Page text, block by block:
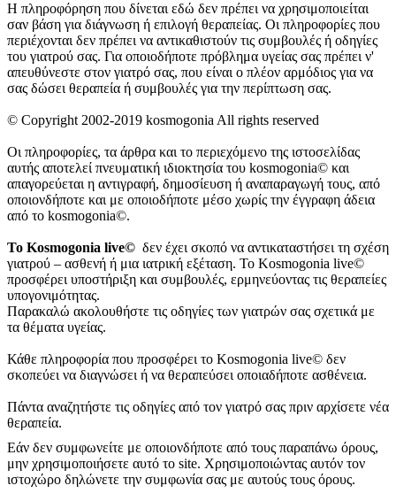
Η πληροφόρηση που δίνεται εδώ δεν πρέπει να χρησιμοποιείται
σαν βάση για διάγνωση ή επιλογή θεραπείας. Οι πληροφορίες που
περιέχονται δεν πρέπει να αντικαθιστούν τις συμβουλές ή οδηγίες
του γιατρού σας. Για οποιοδήποτε πρόβλημα υγείας σας πρέπει ν'
απευθύνεστε στον γιατρό σας, που είναι ο πλέον αρμόδιος για να
σας δώσει θεραπεία ή συμβουλές για την περίπτωση σας.
© Copyright 2002-2019 kosmogonia All rights reserved
Οι πληροφορίες, τα άρθρα και το περιεχόμενο της ιστοσελίδας
αυτής αποτελεί πνευματική ιδιοκτησία του kosmogonia© και
απαγορεύεται η αντιγραφή, δημοσίευση ή αναπαραγωγή τους, από
οποιονδήποτε και με οποιοδήποτε μέσο χωρίς την έγγραφη άδεια
από το kosmogonia©.
Το Kosmogonia live© δεν έχει σκοπό να αντικαταστήσει τη σχέση
γιατρού – ασθενή ή μια ιατρική εξέταση. Το Kosmogonia live©
προσφέρει υποστήριξη και συμβουλές, ερμηνεύοντας τις θεραπείες
υπογονιμότητας.
Παρακαλώ ακολουθήστε τις οδηγίες των γιατρών σας σχετικά με
τα θέματα υγείας.
Κάθε πληροφορία που προσφέρει το Kosmogonia live© δεν
σκοπεύει να διαγνώσει ή να θεραπεύσει οποιαδήποτε ασθένεια.
Πάντα αναζητήστε τις οδηγίες από τον γιατρό σας πριν αρχίσετε νέα
θεραπεία.
Εάν δεν συμφωνείτε με οποιονδήποτε από τους παραπάνω όρους,
μην χρησιμοποιήσετε αυτό το site. Χρησιμοποιώντας αυτόν τον
ιστοχώρο δηλώνετε την συμφωνία σας με αυτούς τους όρους.